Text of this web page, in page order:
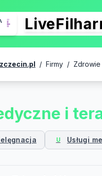
/ Firmy / Zdrowie
i
U Usługi